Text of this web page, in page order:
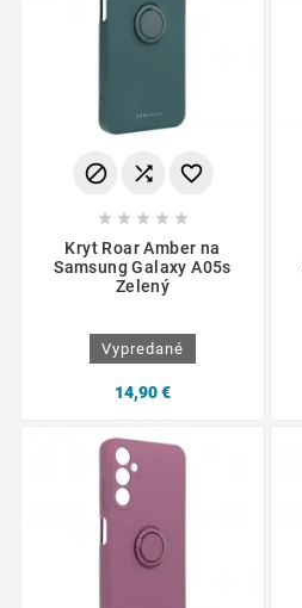
  
    
Kryt Roar Amber na
Samsung Galaxy A05s
Zelený
Vypredané
14,90 €